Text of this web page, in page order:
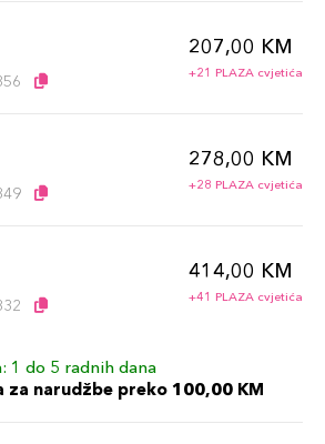
207,00 KM
+21 PLAZA cvjetića
278,00 KM
+28 PLAZA cvjetića
414,00 KM
+41 PLAZA cvjetića
1 do 5 radnih dana
za narudžbe preko 100,00 KM